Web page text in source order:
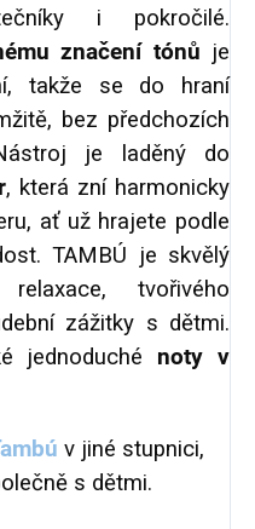
i pokročilé.
značení tónů je
takže se do hraní
bez předchozích
je laděný do
, která zní harmonicky
ať už hrajete podle
TAMBÚ je skvělý
tvořivého
zážitky s dětmi.
jednoduché noty v
v jiné stupnici,
s dětmi.